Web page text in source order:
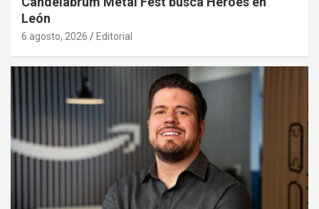
León
6 agosto, 2026 Editorial